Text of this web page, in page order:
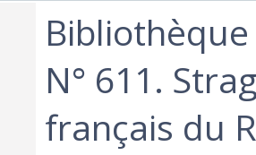
N° 611.
français du